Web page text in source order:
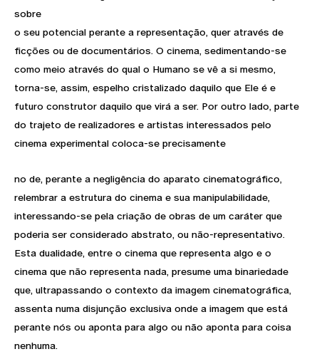
sobre
o seu potencial perante a representação, quer através de
ficções ou de documentários. O cinema, sedimentando-se
como meio através do qual o Humano se vê a si mesmo,
torna-se, assim, espelho cristalizado daquilo que Ele é e
futuro construtor daquilo que virá a ser. Por outro lado, parte
do trajeto de realizadores e artistas interessados pelo
cinema experimental coloca-se precisamente
no de, perante a negligência do aparato cinematográfico,
relembrar a estrutura do cinema e sua manipulabilidade,
interessando-se pela criação de obras de um caráter que
poderia ser considerado abstrato, ou não-representativo.
Esta dualidade, entre o cinema que representa algo e o
cinema que não representa nada, presume uma binariedade
que, ultrapassando o contexto da imagem cinematográfica,
assenta numa disjunção exclusiva onde a imagem que está
perante nós ou aponta para algo ou não aponta para coisa
nenhuma.